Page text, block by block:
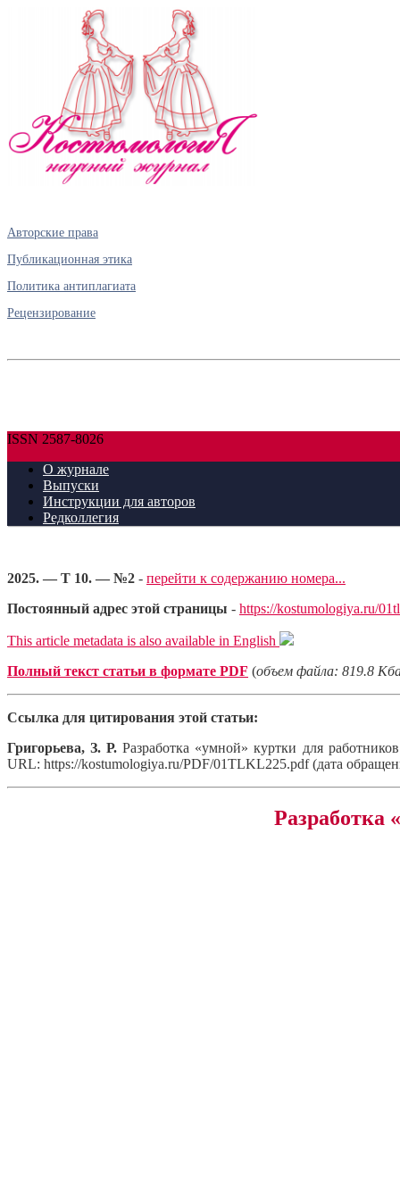
Авторские права
Публикационная этика
Политика антиплагиата
Рецензирование
ISSN 2587-8026
О журнале
Выпуски
Инструкции для авторов
Редколлегия
2025. — Т 10. — №2 - перейти к содержанию номера...
Постоянный адрес этой страницы - https://kostumologiya.ru/
This article metadata is also available in English
Полный текст статьи в формате PDF (объем файла: 819.8
Ссылка для цитирования этой статьи:
Григорьева, З. Р. Разработка «умной» куртки для
URL: https://kostumologiya.ru/PDF/01TLKL225.pdf (дата
Разработка